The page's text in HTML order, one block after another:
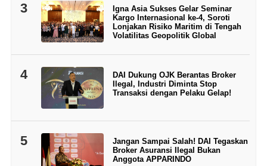
3
Igna Asia Sukses Gelar Seminar
Kargo Internasional ke-4, Soroti
Lonjakan Risiko Maritim di Tengah
Volatilitas Geopolitik Global
4
DAI Dukung OJK Berantas Broker
Ilegal, Industri Diminta Stop
Transaksi dengan Pelaku Gelap!
5
Jangan Sampai Salah! DAI Tegaskan
Broker Asuransi Ilegal Bukan
Anggota APPARINDO